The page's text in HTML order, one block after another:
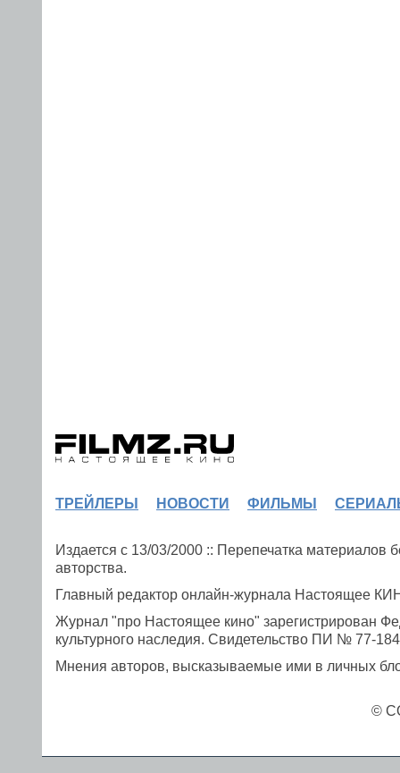
ТРЕЙЛЕРЫ НОВОСТИ ФИЛЬМЫ
Издается с 13/03/2000 :: Перепечатка
авторства.
Главный редактор онлайн-журнала Настоящее
Журнал "про Настоящее кино" зарегистрирован
культурного наследия. Свидетельство ПИ № 77-
Мнения авторов, высказываемые ими в личных
©